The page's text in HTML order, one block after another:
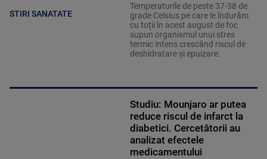
STIRI SANATATE
Temperaturile de peste 37-38 de
grade Celsius pe care le îndurăm
cu toții în acest august de foc
supun organismul unui stres
termic intens crescând riscul de
deshidratare și epuizare.
Studiu: Mounjaro ar putea
reduce riscul de infarct la
diabetici. Cercetătorii au
analizat efectele
medicamentului